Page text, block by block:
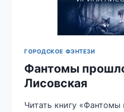
ГОРОДСКОЕ ФЭНТЕЗИ
Фантомы
Лисовская
Читать книгу «Фантомы